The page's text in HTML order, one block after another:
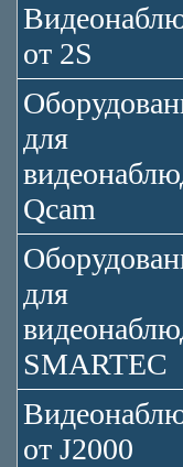
от 2S
для
Qcam
для
SMARTEC
от J2000